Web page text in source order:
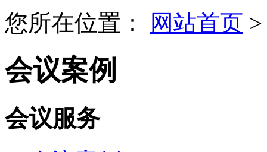
您所在位置： 网站首页 >
会议案例
会议服务